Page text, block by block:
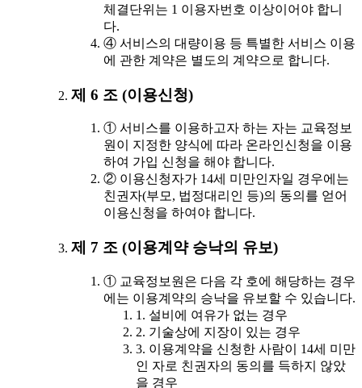
체결단위는 1 이용자번호 이상이어야 합니
다.
④ 서비스의 대량이용 등 특별한 서비스 이용
에 관한 계약은 별도의 계약으로 합니다.
제 6 조 (이용신청)
① 서비스를 이용하고자 하는 자는 교육정보
원이 지정한 양식에 따라 온라인신청을 이용
하여 가입 신청을 해야 합니다.
② 이용신청자가 14세 미만인자일 경우에는
친권자(부모, 법정대리인 등)의 동의를 얻어
이용신청을 하여야 합니다.
제 7 조 (이용계약 승낙의 유보)
① 교육정보원은 다음 각 호에 해당하는 경우
에는 이용계약의 승낙을 유보할 수 있습니다.
1. 설비에 여유가 없는 경우
2. 기술상에 지장이 있는 경우
3. 이용계약을 신청한 사람이 14세 미만
인 자로 친권자의 동의를 득하지 않았
을 경우